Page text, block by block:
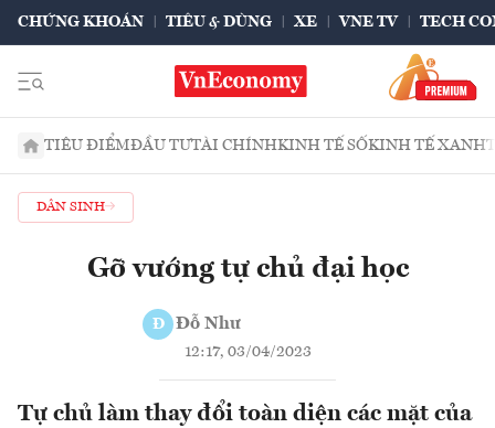
CHỨNG KHOÁN TIÊU & DÙNG XE VNE TV TECH
TIÊU ĐIỂMĐẦU TƯTÀI CHÍNHKINH TẾ SỐKINH TẾ XANH
DÂN SINH
Gỡ vướng tự chủ đại học
Đ Đỗ Như
12:17, 03/04/2023
Tự chủ làm thay đổi toàn diện các mặt của